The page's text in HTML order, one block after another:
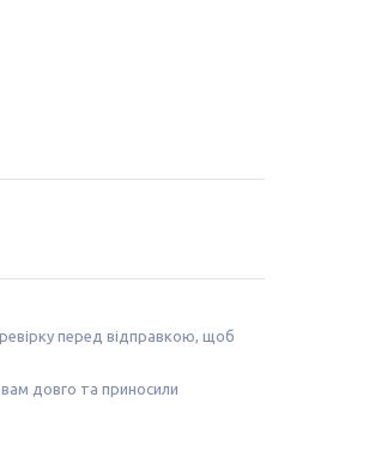
перед відправкою, щоб
довго та приносили